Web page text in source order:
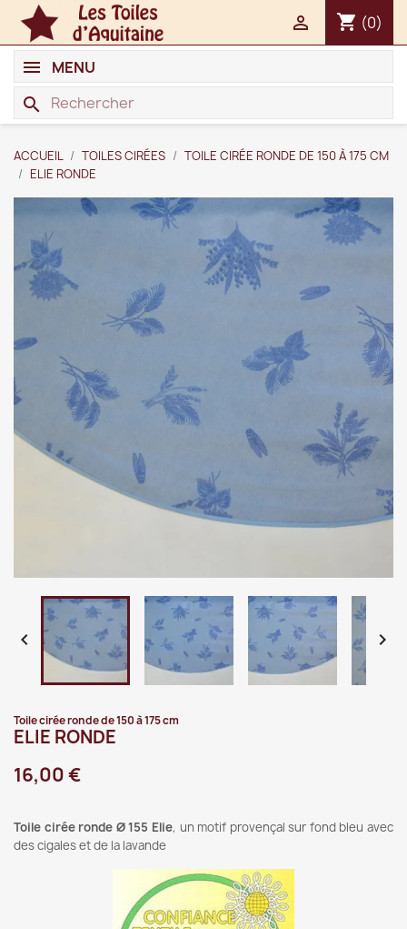
shopping_cart (0)

search
MENU
ACCUEIL TOILES CIRÉES
TOILE CIRÉE RONDE DE 150 À 175 CM
ELIE RONDE
 
Toile cirée ronde de 150 à 175 cm
ELIE RONDE
16,00 €
Toile cirée ronde Ø 155 Elie, un motif provençal sur fond bleu avec
des cigales et de la lavande